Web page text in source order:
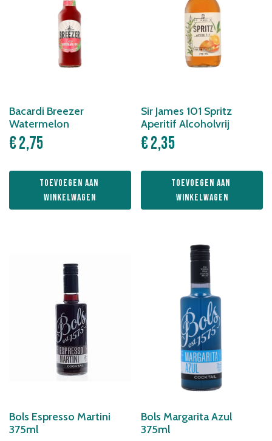
Bacardi Breezer
Watermelon
€2,75
Toevoegen aan
winkelwagen
Sir James 101 Spritz
Aperitif Alcoholvrij
€2,35
Toevoegen aan
winkelwagen
Bols Espresso Martini
375ml
Bols Margarita Azul
375ml